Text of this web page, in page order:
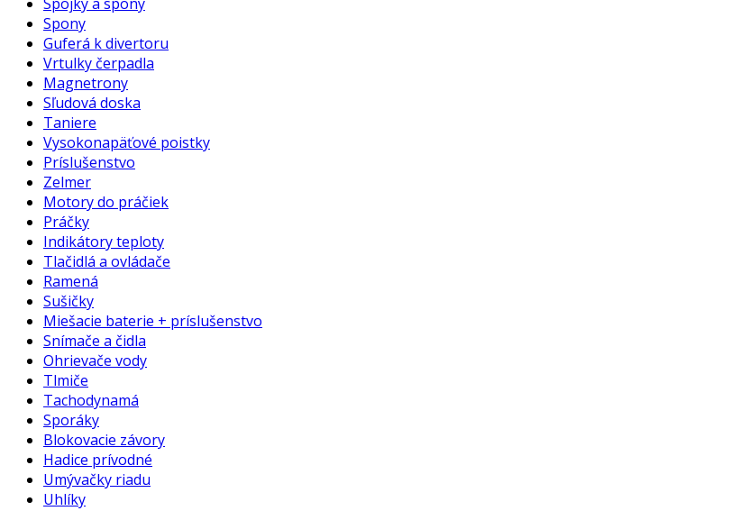
Spony
Guferá k divertoru
Vrtulky čerpadla
Magnetrony
Sľudová doska
Taniere
Vysokonapäťové poistky
Príslušenstvo
Zelmer
Motory do práčiek
Práčky
Indikátory teploty
Tlačidlá a ovládače
Ramená
Sušičky
Miešacie baterie + príslušenstvo
Snímače a čidla
Ohrievače vody
Tlmiče
Tachodynamá
Sporáky
Blokovacie závory
Hadice prívodné
Umývačky riadu
Uhlíky